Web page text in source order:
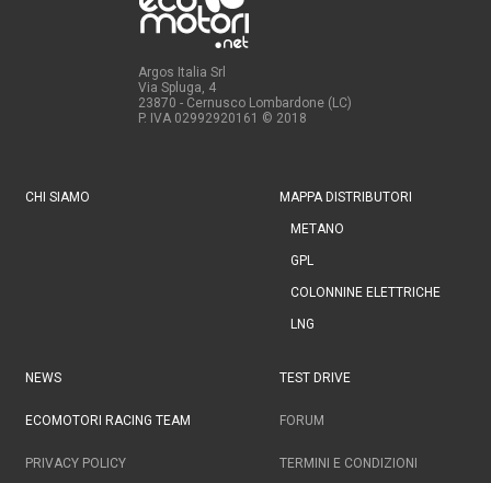
Argos Italia Srl
Via Spluga, 4
23870 - Cernusco Lombardone (LC)
P. IVA 02992920161 © 2018
CHI SIAMO MAPPA DISTRIBUTORI
METANO
GPL
COLONNINE ELETTRICHE
LNG
NEWS TEST DRIVE
ECOMOTORI RACING TEAM FORUM
PRIVACY POLICY TERMINI E CONDIZIONI